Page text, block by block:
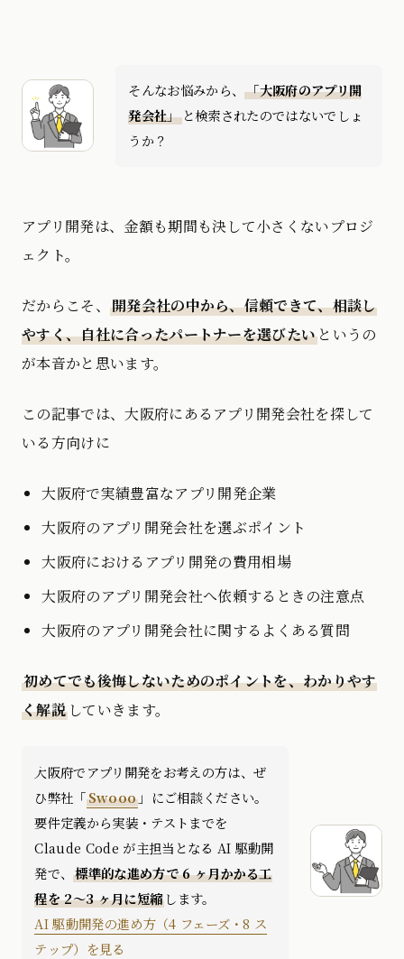
そんなお悩みから、「大阪府のアプリ開
発会社」と検索されたのではないでしょ
うか？
アプリ開発は、金額も期間も決して小さくないプロジ
ェクト。
だからこそ、 開発会社の中から、信頼できて、相談し
やすく、自社に合ったパートナーを選びたいというの
が本音かと思います。
この記事では、大阪府にあるアプリ開発会社を探して
いる方向けに
大阪府で実績豊富なアプリ開発企業
大阪府のアプリ開発会社を選ぶポイント
大阪府におけるアプリ開発の費用相場
大阪府のアプリ開発会社へ依頼するときの注意点
大阪府のアプリ開発会社に関するよくある質問
初めてでも後悔しないためのポイントを、わかりやす
く解説していきます。
大阪府でアプリ開発をお考えの方は、ぜ
ひ弊社「Swooo 」にご相談ください。
要件定義から実装・テストまでを
Claude Code が主担当となる AI 駆動開
発で、標準的な進め方で 6 ヶ月かかる工
程を 2〜3 ヶ月に短縮 します。
AI 駆動開発の進め方（4 フェーズ・8 ス
テップ）を見る